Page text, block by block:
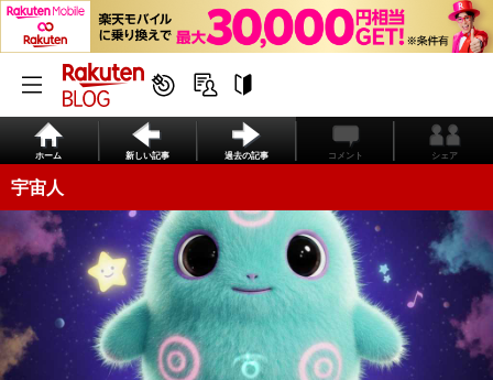
ホーム 新しい記事 過去の記事 コメント シェア
宇宙人